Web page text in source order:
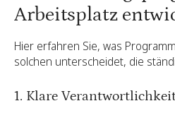
Arbeitsplatz
Hier erfahren Sie, was
solchen unterscheidet, die
1. Klare